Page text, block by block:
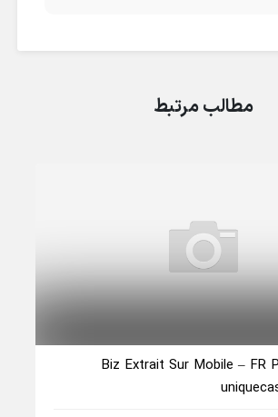
مطالب مرتبط
Biz Extrait Sur Mobile – FR